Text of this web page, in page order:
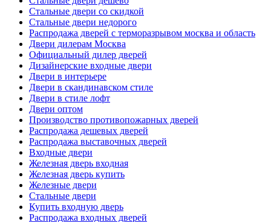
Стальные двери со скидкой
Стальные двери недорого
Распродажа дверей с терморазрывом москва и область
Двери дилерам Москва
Официальный дилер дверей
Дизайнерские входные двери
Двери в интерьере
Двери в скандинавском стиле
Двери в стиле лофт
Двери оптом
Производство противопожарных дверей
Распродажа дешевых дверей
Распродажа выставочных дверей
Входные двери
Железная дверь входная
Железная дверь купить
Железные двери
Стальные двери
Купить входную дверь
Распродажа входных дверей